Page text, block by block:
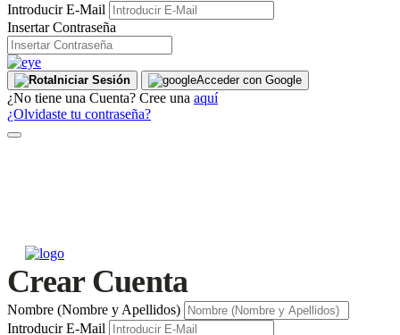
Introducir E-Mail
Insertar Contraseña
Iniciar Sesión Acceder con Google
¿No tiene una Cuenta? Cree una aquí
¿Olvidaste tu contraseña?
Crear Cuenta
Nombre (Nombre y Apellidos)
Introducir E-Mail